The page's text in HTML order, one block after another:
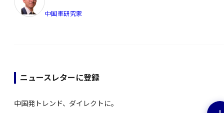
中国車研究家
ニュースレターに登録
中国発トレンド、ダイレクトに。